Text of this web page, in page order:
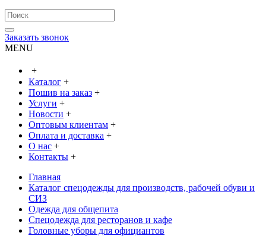
Заказать звонок
MENU
+
Каталог +
Пошив на заказ +
Услуги +
Новости +
Оптовым клиентам +
Оплата и доставка +
О нас +
Контакты +
Главная
Каталог спецодежды для производств, рабочей обуви и
СИЗ
Одежда для общепита
Спецодежда для ресторанов и кафе
Головные уборы для официантов